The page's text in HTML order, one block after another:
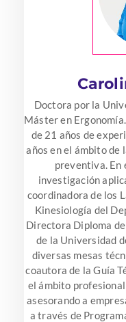
Doctora por la
Máster en
de 21 años de
años en el ámbito de
preventiva. En
investigación
coordinadora de los
Kinesiología del
Directora Diploma
de la Universidad
diversas mesas
coautora de la Guía
el ámbito
asesorando a
a través de